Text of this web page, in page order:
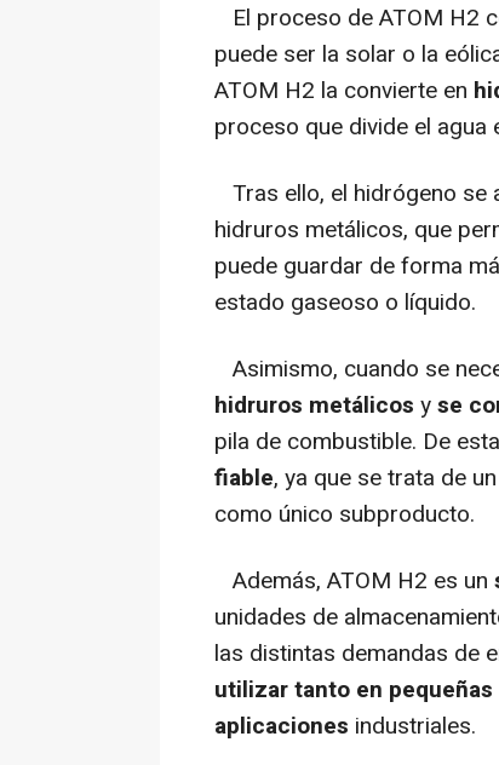
El proceso de ATOM H2
puede ser la solar o la
ATOM H2 la convierte en
proceso que divide el agua
Tras ello, el hidrógeno se
hidruros metálicos, que
puede guardar de forma
estado gaseoso o líquido.
Asimismo, cuando se
hidruros metálicos yse
pila de combustible. De
fiable, ya que se trata de
como único subproducto.
Además, ATOM H2 es un
unidades de
las distintas demandas de
utilizar tanto en
aplicaciones industriales.